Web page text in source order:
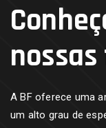
A BF oferece uma
um alto grau de